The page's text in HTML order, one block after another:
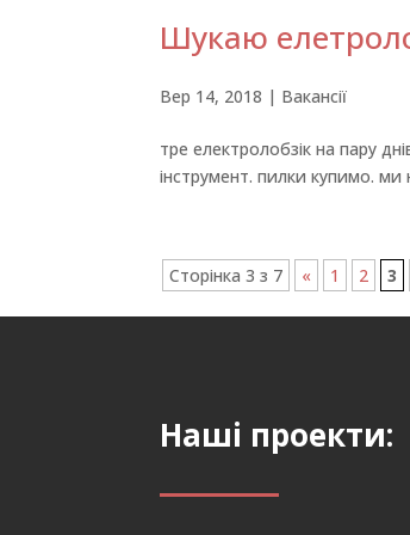
Шукаю
Вер 14, 2018 | Вакансії
тре електролобзік на пару
інструмент. пилки купимо.
Сторінка 3 з 7 « 1 2 3
Наші проекти: